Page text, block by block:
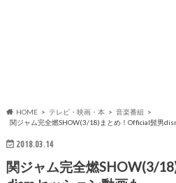
HOME テレビ・映画・本
音楽番組
関ジャム完全燃SHOW(3/18)まとめ！Official髭男
2018.03.14
関ジャム完全燃SHOW(3/